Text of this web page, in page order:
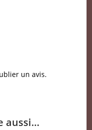
un avis.
aussi…